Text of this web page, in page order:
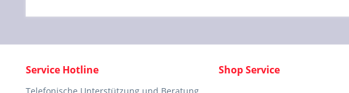
Service Hotline
Telefonische Unterstützung und Beratung
Shop Service